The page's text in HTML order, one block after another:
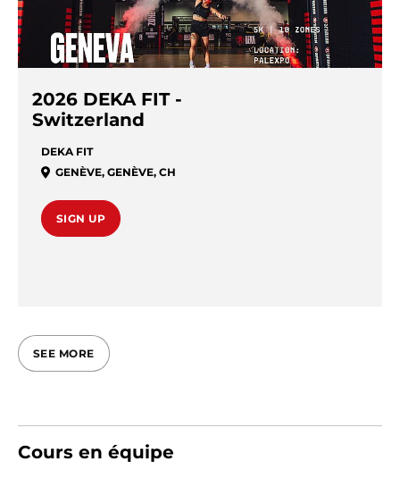
2026 DEKA FIT -
Switzerland
DEKA FIT
GENÈVE, GENÈVE, CH
SIGN UP
SEE MORE
Cours en équipe